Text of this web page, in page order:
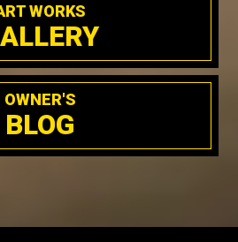
WORKS
OWNER'S
BLOG